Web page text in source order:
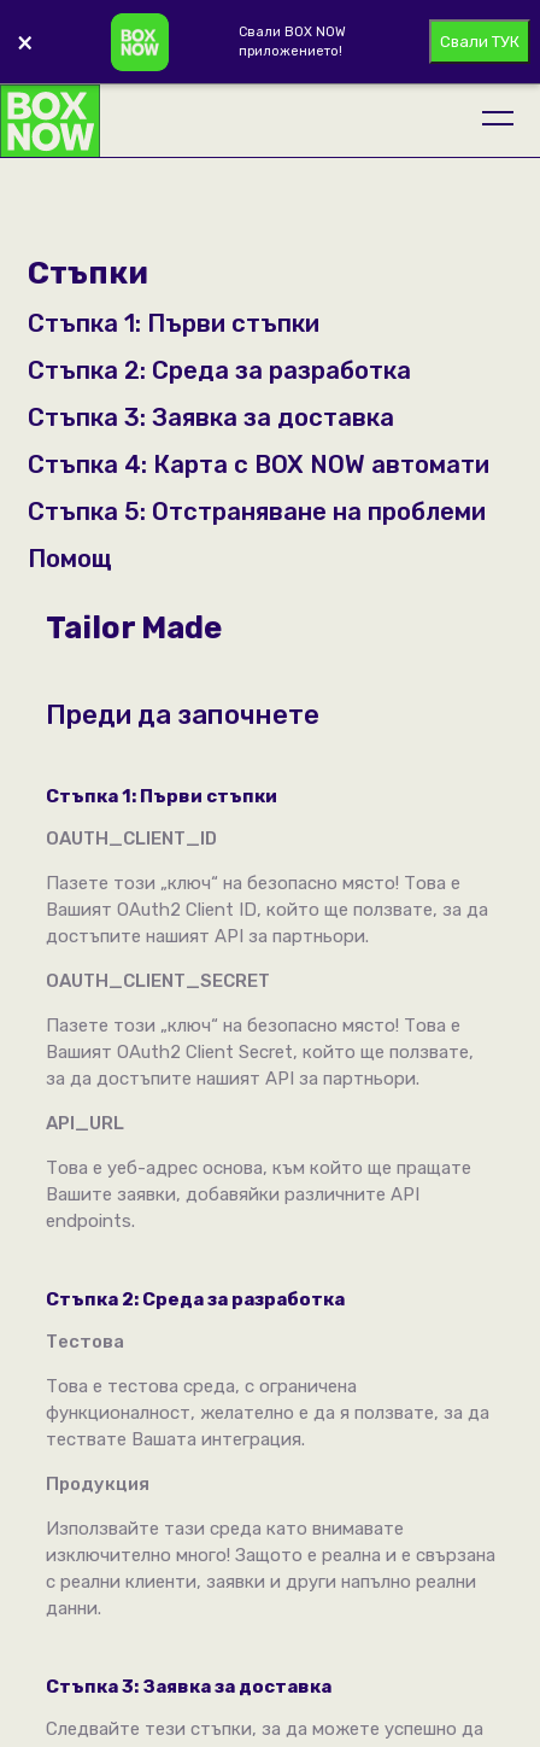
×
Свали BOX NOW
приложението!
Свали ТУК
Стъпки
Стъпка 1: Първи стъпки
Стъпка 2: Среда за разработка
Стъпка 3: Заявка за доставка
Стъпка 4: Карта с BOX NOW автомати
Стъпка 5: Отстраняване на проблеми
Помощ
Tailor Made
Преди да започнете
Стъпка 1: Първи стъпки
OAUTH_CLIENT_ID
Пазете този „ключ“ на безопасно място! Това е
Вашият OAuth2 Client ID, който ще ползвате, за да
достъпите нашият API за партньори.
OAUTH_CLIENT_SECRET
Пазете този „ключ“ на безопасно място! Това е
Вашият OAuth2 Client Secret, който ще ползвате,
за да достъпите нашият API за партньори.
API_URL
Това е уеб-адрес основа, към който ще пращате
Вашите заявки, добавяйки различните API
endpoints.
Стъпка 2: Среда за разработка
Тестова
Това е тестова среда, с ограничена
функционалност, желателно е да я ползвате, за да
тествате Вашата интеграция.
Продукция
Използвайте тази среда като внимавате
изключително много! Защото е реална и е свързана
с реални клиенти, заявки и други напълно реални
данни.
Стъпка 3: Заявка за доставка
Следвайте тези стъпки, за да можете успешно да